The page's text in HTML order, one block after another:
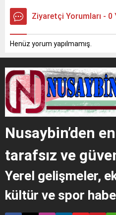
Ziyaretçi Yorumları - 0
Henüz yorum yapılmamış.
Nusaybin’den
tarafsız ve
Yerel gelişmeler,
kültür ve spor